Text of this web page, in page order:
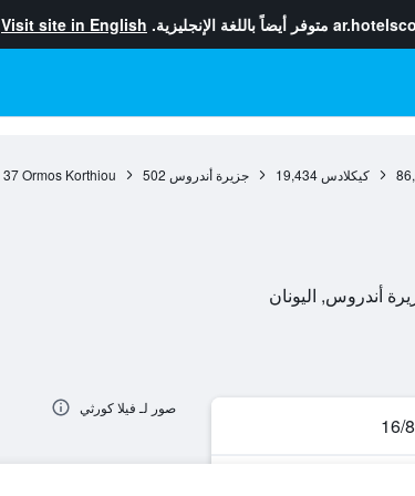
متوفر أيضاً باللغة الإنجليزية. Visit site in English
كيكلادس 19,434 جزيرة أندروس 502
Ormos Korthiou
37
صور لـ فيلا كورثي